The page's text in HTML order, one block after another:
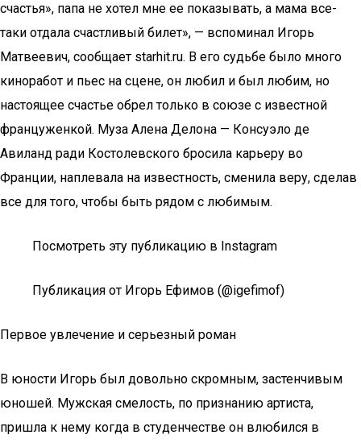
счастья», папа не хотел мне ее показывать, а мама все-
таки отдала счастливый билет», — вспоминал Игорь
Матвеевич, сообщает starhit.ru. В его судьбе было много
киноработ и пьес на сцене, он любил и был любим, но
настоящее счастье обрел только в союзе с известной
француженкой. Муза Алена Делона — Консуэло де
Авиланд ради Костолевского бросила карьеру во
Франции, наплевала на известность, сменила веру, сделав
все для того, чтобы быть рядом с любимым.
Посмотреть эту публикацию в Instagram
Публикация от Игорь Ефимов (@igefimof)
Первое увлечение и серьезный роман
В юности Игорь был довольно скромным, застенчивым
юношей. Мужская смелость, по признанию артиста,
пришла к нему когда в студенчестве он влюбился в